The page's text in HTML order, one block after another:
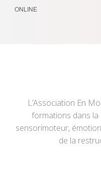
ONLINE
L’Association En
formations dans
sensorimoteur,
de la